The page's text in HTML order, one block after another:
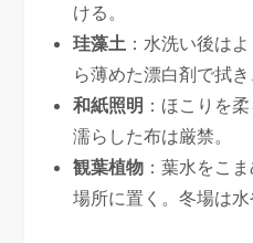
ける。
珪藻土 ：水洗い後は
ら薄めた漂白剤で拭き
和紙照明 ：ほこりを
濡らした布は厳禁。
観葉植物 ：葉水をこ
場所に置く。冬場は水